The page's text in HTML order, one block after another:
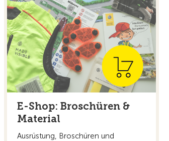
E-Shop: Broschüren &
Material
Ausrüstung, Broschüren und